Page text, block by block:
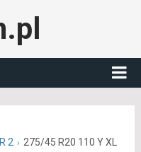
2 275/45 R20 110 Y XL